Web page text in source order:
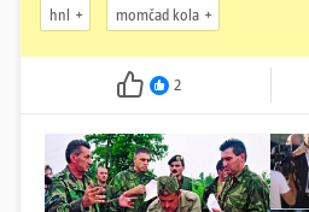
hnl momčad kola
2